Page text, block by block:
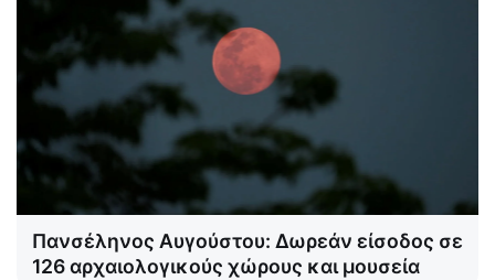
Πανσέληνος Αυγούστου: Δωρεάν είσοδος σε
126 αρχαιολογικούς χώρους και μουσεία